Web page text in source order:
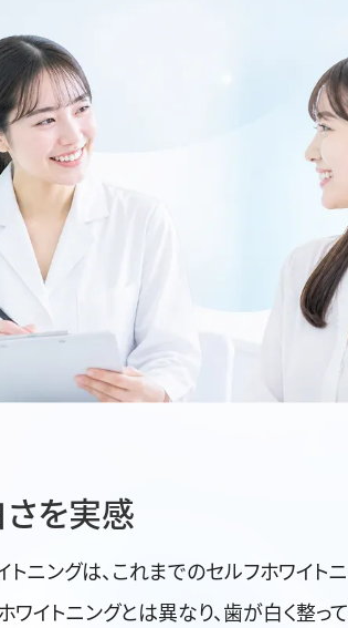
さを実感
ニングは、これまでのセルフホワイトニ
ワイトニングとは異なり、歯が白く整って